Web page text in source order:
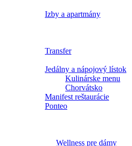
Izby a apartmány
Transfer
Jedálny a nápojový lístok
Kulinárske menu
Chorvátsko
Manifest reštaurácie
Ponteo
Wellness pre dámy